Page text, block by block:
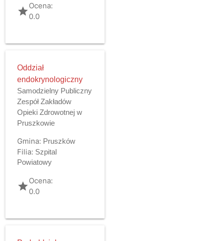
gradeOcena:
0.0
Oddział
endokrynologiczny
Samodzielny Publiczny
Zespół Zakładów
Opieki Zdrowotnej w
Pruszkowie
Gmina: Pruszków
Filia: Szpital
Powiatowy
gradeOcena:
0.0